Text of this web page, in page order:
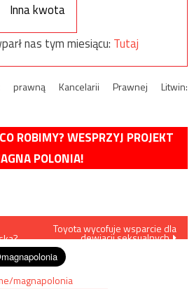
Inna kwota
nas tym miesiącu: Tutaj
prawną Kancelarii Prawnej Litwin:
ROBIMY? WESPRZYJ PROJEKT
POLONIA!
Toyota wycofuje wsparcie dla
dewiacji seksualnych
magnapolonia